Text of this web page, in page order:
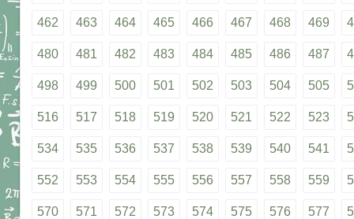
462 463 464 465 466 467 468 469
480 481 482 483 484 485 486 487
498 499 500 501 502 503 504 505
516 517 518 519 520 521 522 523
534 535 536 537 538 539 540 541
552 553 554 555 556 557 558 559
570 571 572 573 574 575 576 577